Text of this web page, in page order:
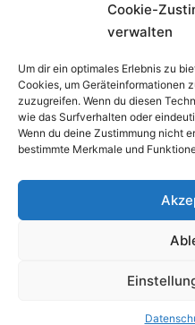
Cookie-
verwalten
Um dir ein optimales Erlebnis zu
Cookies, um Geräteinformationen
zuzugreifen. Wenn du diesen
wie das Surfverhalten oder
Wenn du deine Zustimmung nicht
bestimmte Merkmale und
FRAUKE SOHN |
Datenschutzerklärung